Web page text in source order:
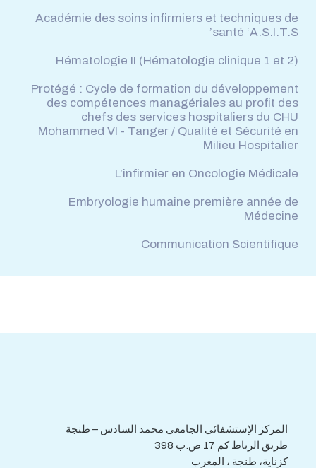
Académie des soins infirmiers et techniques de
santé ‘A.S.I.T.S’
Hématologie II (Hématologie clinique 1 et 2)
Protégé : Cycle de formation du développement
des compétences managériales au profit des
chefs des services hospitaliers du CHU
Mohammed VI - Tanger / Qualité et Sécurité en
Milieu Hospitalier
L’infirmier en Oncologie Médicale
Embryologie humaine première année de
Médecine
Communication Scientifique
المركز الإستشفائي الجامعي محمد السادس – طنجة
طريق الرباط كم 17 ص.ب 398
كزناية، طنجة ، المغرب